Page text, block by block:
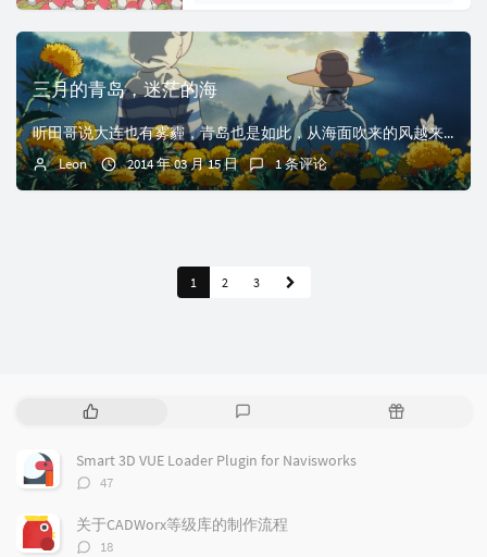
参加工作的那个愣头青。周日的早
上，刚刚从海边跑步回来，出门略微
晚了一些，太阳已经很大...
三月的青岛，迷茫的海
听田哥说大连也有雾霾，青岛也是如此，从海面吹来的风越来越少，这座沿岸城市在冬春季节也毫无例外地被看不透的空气所烦扰。出差这么久了，住的地方离海岸只有一两公...
Leon 2014 年 03 月 15 日 1 条评论
1 2 3
热
文
章
评
随
Smart 3D VUE Loader Plugin for Navisworks
评
数：
47
关于CADWorx等级库的制作流程
评
18